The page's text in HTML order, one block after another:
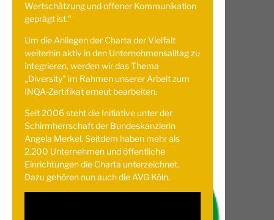
Wertschätzung und offener Kommunikation
geprägt ist."
Um die Anliegen der Charta der Vielfalt
weiterhin aktiv in den Unternehmensalltag zu
integrieren, werden wir das Thema
„Diversity" im Rahmen unserer Arbeit zum
INQA-Zertifikat erneut bearbeiten.
Seit 2006 steht die Initiative unter der
Schirmherrschaft der Bundeskanzlerin
Angela Merkel. Seitdem haben mehr als
2.200 Unternehmen und öffentliche
Einrichtungen die Charta unterzeichnet.
Dazu gehören nun auch die AVG Köln.